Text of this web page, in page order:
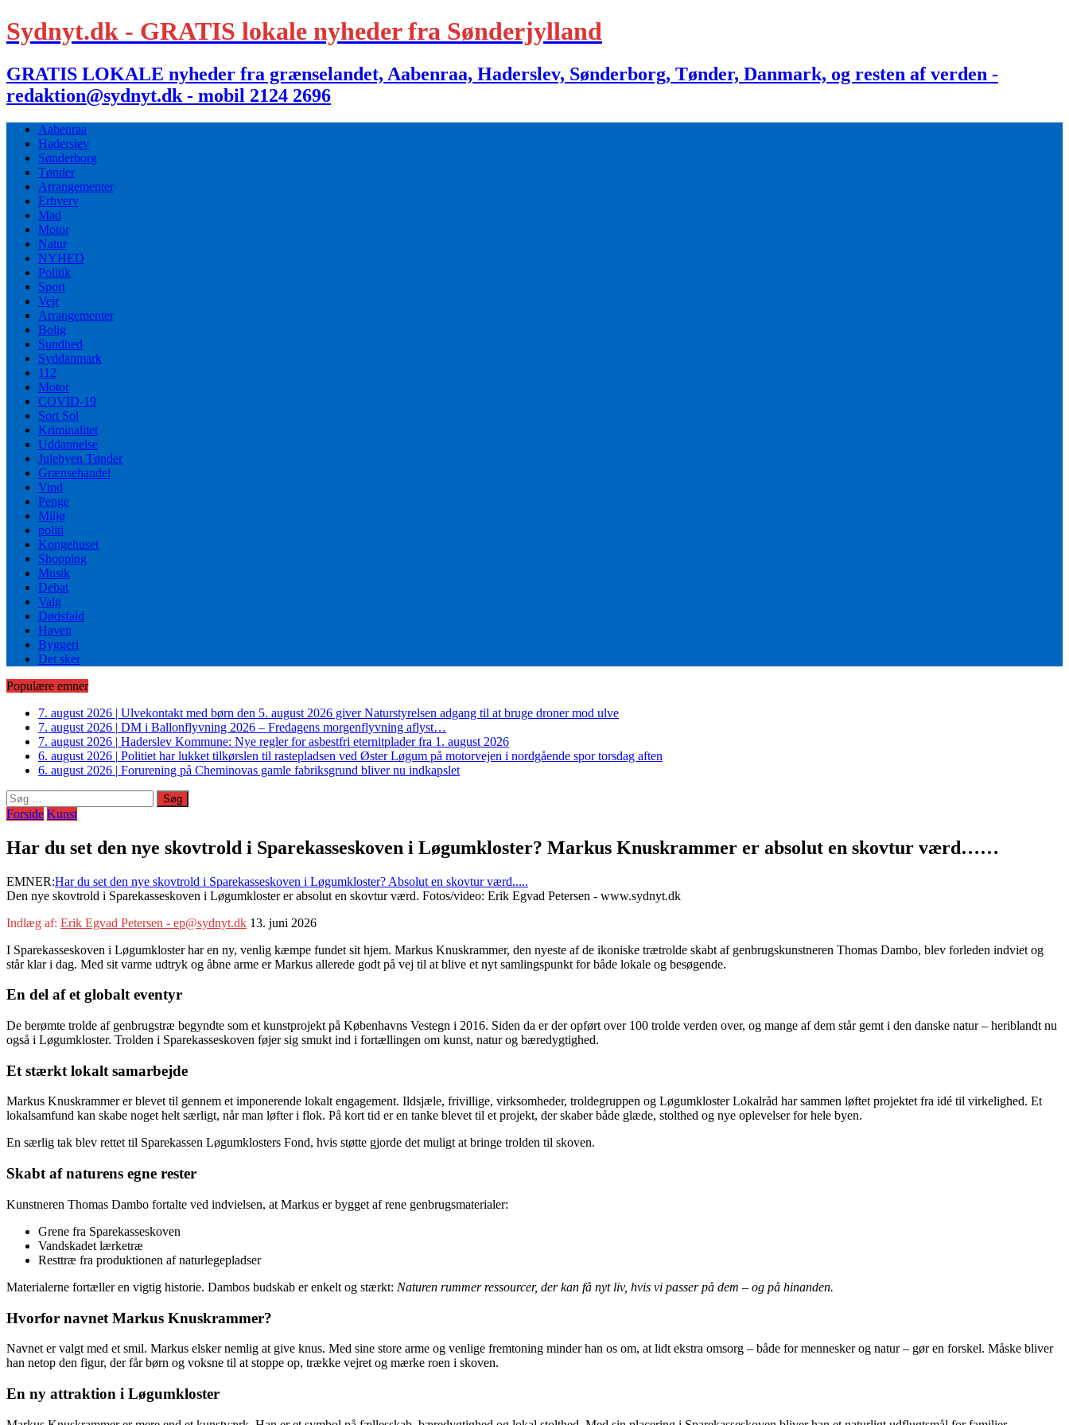
Sydnyt.dk - GRATIS lokale nyheder fra Sønderjylland
GRATIS LOKALE nyheder fra grænselandet, Aabenraa, Haderslev, Sønderborg, Tønder, Danmark, og resten af verden -
redaktion@sydnyt.dk - mobil 2124 2696
Aabenraa
Haderslev
Sønderborg
Tønder
Arrangementer
Erhverv
Mad
Motor
Natur
NYHED
Politik
Sport
Vejr
Arrangementer
Bolig
Sundhed
Syddanmark
112
Motor
COVID-19
Sort Sol
Kriminalitet
Uddannelse
Julebyen Tønder
Grænsehandel
Vind
Penge
Miljø
politi
Kongehuset
Shopping
Musik
Debat
Valg
Dødsfald
Haven
Byggeri
Det sker
Populære emner
7. august 2026 | Ulvekontakt med børn den 5. august 2026 giver Naturstyrelsen adgang til at bruge droner mod ulve
7. august 2026 | DM i Ballonflyvning 2026 – Fredagens morgenflyvning aflyst…
7. august 2026 | Haderslev Kommune: Nye regler for asbestfri eternitplader fra 1. august 2026
6. august 2026 | Politiet har lukket tilkørslen til rastepladsen ved Øster Løgum på motorvejen i nordgående spor torsdag aften
6. august 2026 | Forurening på Cheminovas gamle fabriksgrund bliver nu indkapslet
Søg
efter:
Forside Kunst
Har du set den nye skovtrold i Sparekasseskoven i Løgumkloster? Markus Knuskrammer er absolut en skovtur værd……
EMNER:Har du set den nye skovtrold i Sparekasseskoven i Løgumkloster? Absolut en skovtur værd.....
Den nye skovtrold i Sparekasseskoven i Løgumkloster er absolut en skovtur værd. Fotos/video: Erik Egvad Petersen - www.sydnyt.dk
Indlæg af: Erik Egvad Petersen - ep@sydnyt.dk 13. juni 2026
I Sparekasseskoven i Løgumkloster har en ny, venlig kæmpe fundet sit hjem. Markus Knuskrammer, den nyeste af de ikoniske trætrolde skabt af genbrugskunstneren Thomas Dambo, blev forleden indviet og
står klar i dag. Med sit varme udtryk og åbne arme er Markus allerede godt på vej til at blive et nyt samlingspunkt for både lokale og besøgende.
En del af et globalt eventyr
De berømte trolde af genbrugstræ begyndte som et kunstprojekt på Københavns Vestegn i 2016. Siden da er der opført over 100 trolde verden over, og mange af dem står gemt i den danske natur – heriblandt nu
også i Løgumkloster. Trolden i Sparekasseskoven føjer sig smukt ind i fortællingen om kunst, natur og bæredygtighed.
Et stærkt lokalt samarbejde
Markus Knuskrammer er blevet til gennem et imponerende lokalt engagement. Ildsjæle, frivillige, virksomheder, troldegruppen og Løgumkloster Lokalråd har sammen løftet projektet fra idé til virkelighed. Et
lokalsamfund kan skabe noget helt særligt, når man løfter i flok. På kort tid er en tanke blevet til et projekt, der skaber både glæde, stolthed og nye oplevelser for hele byen.
En særlig tak blev rettet til Sparekassen Løgumklosters Fond, hvis støtte gjorde det muligt at bringe trolden til skoven.
Skabt af naturens egne rester
Kunstneren Thomas Dambo fortalte ved indvielsen, at Markus er bygget af rene genbrugsmaterialer:
Grene fra Sparekasseskoven
Vandskadet lærketræ
Resttræ fra produktionen af naturlegepladser
Materialerne fortæller en vigtig historie. Dambos budskab er enkelt og stærkt: Naturen rummer ressourcer, der kan få nyt liv, hvis vi passer på dem – og på hinanden.
Hvorfor navnet Markus Knuskrammer?
Navnet er valgt med et smil. Markus elsker nemlig at give knus. Med sine store arme og venlige fremtoning minder han os om, at lidt ekstra omsorg – både for mennesker og natur – gør en forskel. Måske bliver
han netop den figur, der får børn og voksne til at stoppe op, trække vejret og mærke roen i skoven.
En ny attraktion i Løgumkloster